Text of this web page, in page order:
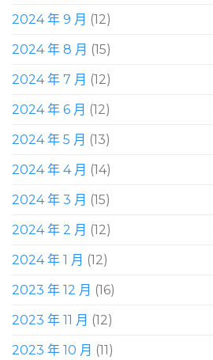
2024 年 9 月 (12)
2024 年 8 月 (15)
2024 年 7 月 (12)
2024 年 6 月 (12)
2024 年 5 月 (13)
2024 年 4 月 (14)
2024 年 3 月 (15)
2024 年 2 月 (12)
2024 年 1 月 (12)
2023 年 12 月 (16)
2023 年 11 月 (12)
2023 年 10 月 (11)